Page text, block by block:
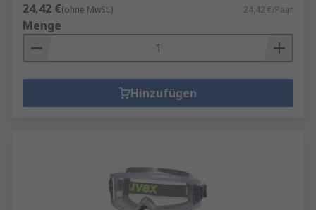
24,42 €(ohne MwSt.) 24,42 €/Paar
Menge
Hinzufügen